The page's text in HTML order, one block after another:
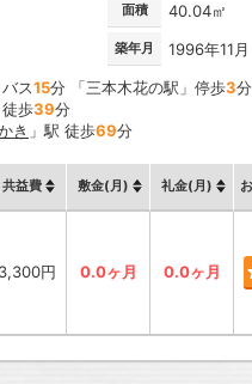
面積 40.04㎡
築年月 1996年11月
ス15分 「三本木花の駅」停歩3分
徒歩39分
き 」駅 徒歩69分
共益費 敷金(月) 礼金(月)
3,300円 0.0ヶ月 0.0ヶ月